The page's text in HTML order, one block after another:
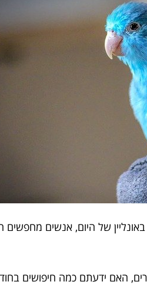
של היום, אנשים
האם ידעתם כמה חיפושים